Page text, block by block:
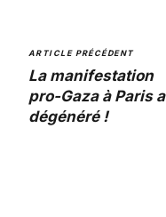
ARTICLE PRÉCÉDENT
La manifestation
pro-Gaza à Paris a
dégénéré !